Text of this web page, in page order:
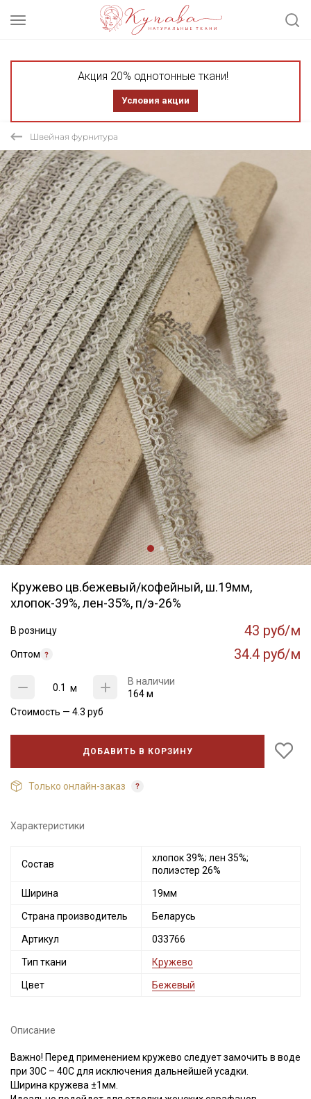
Акция 20% однотонные ткани!
Условия акции
Швейная фурнитура
Кружево цв.бежевый/кофейный, ш.19мм,
хлопок-39%, лен-35%, п/э-26%
В розницу 43 руб/м
Оптом 34.4 руб/м
м
В наличии
164 м
Стоимость — 4.3 руб
ДОБАВИТЬ В КОРЗИНУ
Только онлайн-заказ
Характеристики
Состав
хлопок 39%; лен 35%;
полиэстер 26%
Ширина 19мм
Страна производитель Беларусь
Артикул 033766
Тип ткани Кружево
Цвет Бежевый
Описание
Важно! Перед применением кружево следует замочить в воде
при 30С – 40С для исключения дальнейшей усадки.
Ширина кружева ±1мм.
Секретная рассылка от Купава
промокоды и скидки до 30% на узкие
категории тканей
Электронная почта
Ознакомлен(а) сПолитикой обработки персональных
данныхи даюСогласие на обработку персональных